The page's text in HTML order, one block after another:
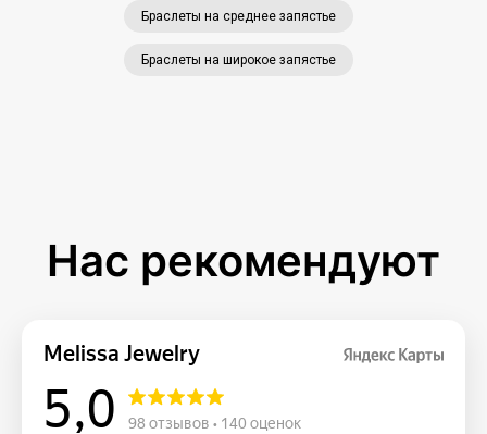
Браслеты на среднее запястье
Браслеты на широкое запястье
Нас рекомендуют